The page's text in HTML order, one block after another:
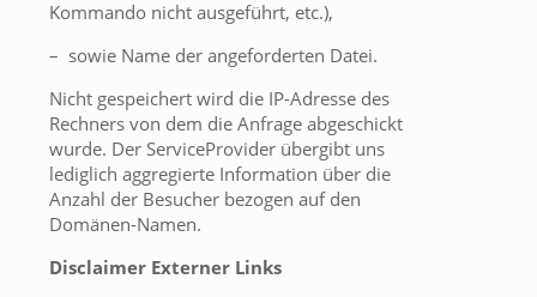
Kommando nicht ausgeführt, etc.),
– sowie Name der angeforderten Datei.
Nicht gespeichert wird die IP-Adresse des
Rechners von dem die Anfrage abgeschickt
wurde. Der ServiceProvider übergibt uns
lediglich aggregierte Information über die
Anzahl der Besucher bezogen auf den
Domänen-Namen.
Disclaimer Externer Links